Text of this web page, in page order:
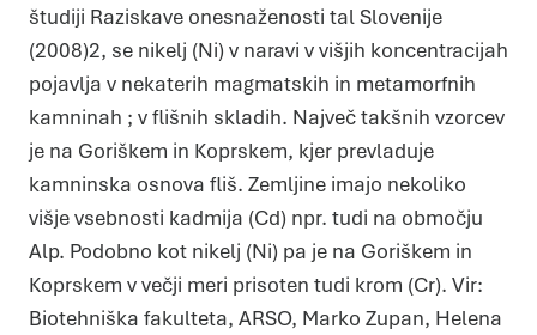
študiji Raziskave onesnaženosti tal Slovenije
(2008)2, se nikelj (Ni) v naravi v višjih koncentracijah
pojavlja v nekaterih magmatskih in metamorfnih
kamninah ; v flišnih skladih. Največ takšnih vzorcev
je na Goriškem in Koprskem, kjer prevladuje
kamninska osnova fliš. Zemljine imajo nekoliko
višje vsebnosti kadmija (Cd) npr. tudi na območju
Alp. Podobno kot nikelj (Ni) pa je na Goriškem in
Koprskem v večji meri prisoten tudi krom (Cr). Vir:
Biotehniška fakulteta, ARSO, Marko Zupan, Helena